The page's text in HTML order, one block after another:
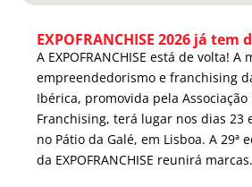
EXPOFRANCHISE 2026 já
A EXPOFRANCHISE está de volta!
empreendedorismo e franchising
Ibérica, promovida pela
Franchising, terá lugar nos dias 23
no Pátio da Galé, em Lisboa. A 29ª
da EXPOFRANCHISE reunirá